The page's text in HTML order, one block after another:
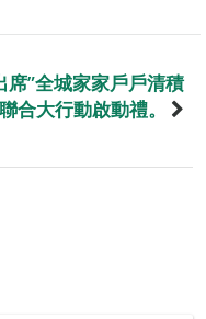
”全城家家戶戶清積
合大行動啟動禮。